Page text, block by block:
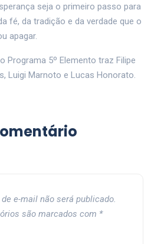
seja o primeiro passo para
fé, da tradição e da verdade que o
apagar.
Programa 5º Elemento traz Filipe
Luigi Marnoto e Lucas Honorato.
e-mail não será publicado.
são marcados com *